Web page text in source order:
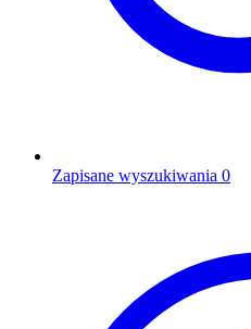
Zapisane wyszukiwania 0